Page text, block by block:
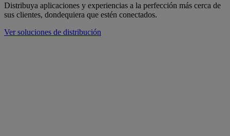
Distribuya aplicaciones y experiencias a la perfección más cerca de
sus clientes, dondequiera que estén conectados.
Ver soluciones de distribución